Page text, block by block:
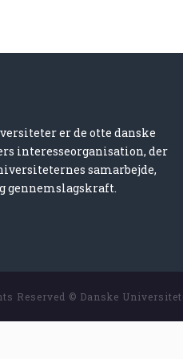
er de otte danske
interesseorganisation, der
samarbejde,
gennemslagskraft.
Reserved © Danske